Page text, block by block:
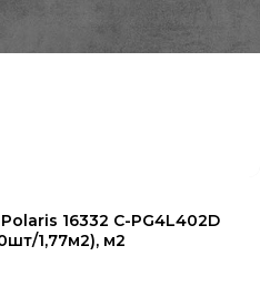
16332 C-PG4L402D
1,77м2), м2